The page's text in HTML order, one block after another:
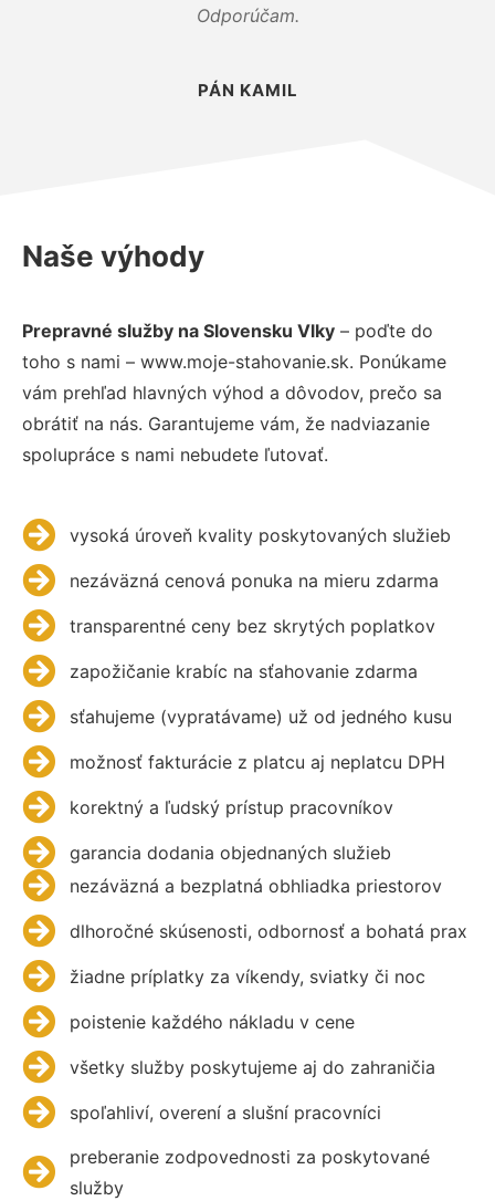
Odporúčam.
PÁN KAMIL
Naše výhody
Prepravné služby na Slovensku Vlky – poďte do
toho s nami – www.moje-stahovanie.sk. Ponúkame
vám prehľad hlavných výhod a dôvodov, prečo sa
obrátiť na nás. Garantujeme vám, že nadviazanie
spolupráce s nami nebudete ľutovať.
vysoká úroveň kvality poskytovaných služieb
nezáväzná cenová ponuka na mieru zdarma
transparentné ceny bez skrytých poplatkov
zapožičanie krabíc na sťahovanie zdarma
sťahujeme (vypratávame) už od jedného kusu
možnosť fakturácie z platcu aj neplatcu DPH
korektný a ľudský prístup pracovníkov
garancia dodania objednaných služieb
nezáväzná a bezplatná obhliadka priestorov
dlhoročné skúsenosti, odbornosť a bohatá prax
žiadne príplatky za víkendy, sviatky či noc
poistenie každého nákladu v cene
všetky služby poskytujeme aj do zahraničia
spoľahliví, overení a slušní pracovníci
preberanie zodpovednosti za poskytované
služby